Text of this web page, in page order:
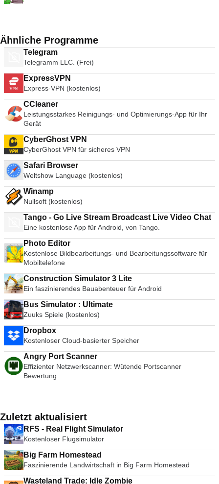
Ähnliche Programme
Telegram
Telegramm LLC. (Frei)
ExpressVPN
Express-VPN (kostenlos)
CCleaner
Leistungsstarkes Reinigungs- und Optimierungs-App für Ihr
Gerät
CyberGhost VPN
CyberGhost VPN für sicheres VPN
Safari Browser
Weltshow Language (kostenlos)
Winamp
Nullsoft (kostenlos)
Tango - Go Live Stream Broadcast Live Video Chat
Eine kostenlose App für Android, von Tango.
Photo Editor
Kostenlose Bildbearbeitungs- und Bearbeitungssoftware für
Mobiltelefone
Construction Simulator 3 Lite
Ein faszinierendes Bauabenteuer für Android
Bus Simulator : Ultimate
Zuuks Spiele (kostenlos)
Dropbox
Kostenloser Cloud-basierter Speicher
Angry Port Scanner
Effizienter Netzwerkscanner: Wütende Portscanner
Bewertung
Zuletzt aktualisiert
RFS - Real Flight Simulator
Kostenloser Flugsimulator
Big Farm Homestead
Faszinierende Landwirtschaft in Big Farm Homestead
Wasteland Trade: Idle Zombie